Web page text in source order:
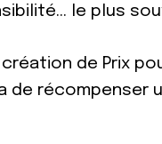
le plus
création de Prix
de récompenser